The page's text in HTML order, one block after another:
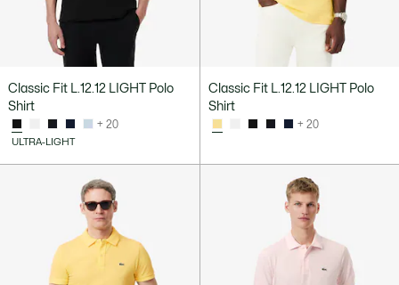
Classic Fit L.12.12 LIGHT Polo
Shirt
+ 20
ULTRA-LIGHT
Classic Fit L.12.12 LIGHT Polo
Shirt
+ 20